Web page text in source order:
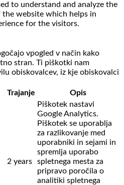
to understand and analyze the
the website which helps in
for the visitors.
vpogled v način kako
stran. Ti piškotki nam
obiskovalcev, iz kje obiskovalci
Trajanje Opis
2 years
Piškotek nastavi
Google Analytics.
Piškotek se uporablja
za razlikovanje med
uporabniki in sejami in
spremlja uporabo
spletnega mesta za
pripravo poročila o
analitiki spletnega